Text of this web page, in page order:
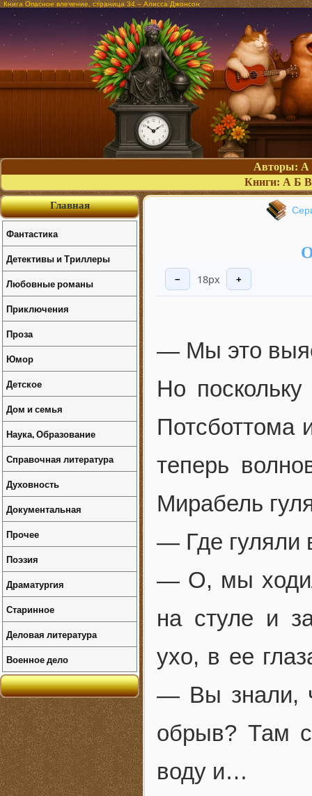
Книга Опасное влечение, страница 34 – Алисса Джонсон
Авторы: А
Книги: А Б В
− 18px +
— Мы это
Но
Потсботтома
теперь
Мирабель
— Где гуляли
— О, мы
на стуле и
ухо, в ее
— Вы знали,
обрыв? Там
воду и…
Главная
Фантастика
Детективы и Триллеры
Любовные романы
Приключения
Проза
Юмор
Детское
Дом и семья
Наука, Образование
Справочная литература
Духовность
Документальная
Прочее
Поэзия
Драматургия
Старинное
Деловая литература
Военное дело